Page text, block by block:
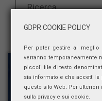
GDPR COOKIE POLICY
Per poter gestire al meglio
verranno temporaneamente
piccoli file di testo
sia informato e che accetti
questo sito Web. Per
sulla privacy e sui cookie.